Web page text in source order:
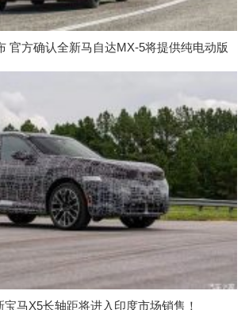
官方确认全新马自达MX-5将提供纯电动版
马X5长轴距将进入印度市场销售！